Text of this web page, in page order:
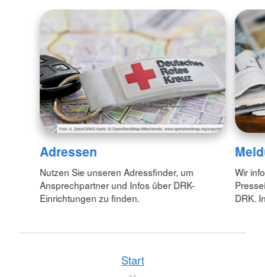
Adressen
Nutzen Sie unseren Adressfinder, um
Ansprechpartner und Infos über DRK-
Einrichtungen zu finden.
Wir
DRK.
Start